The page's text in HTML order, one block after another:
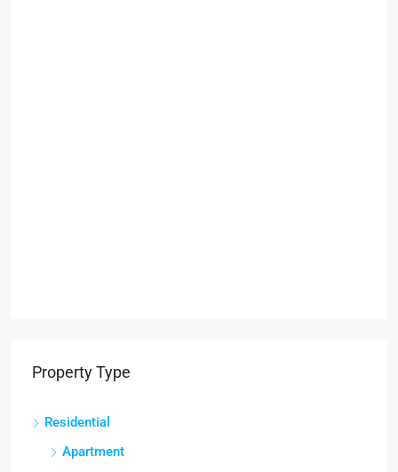
Property Type
Residential
Apartment